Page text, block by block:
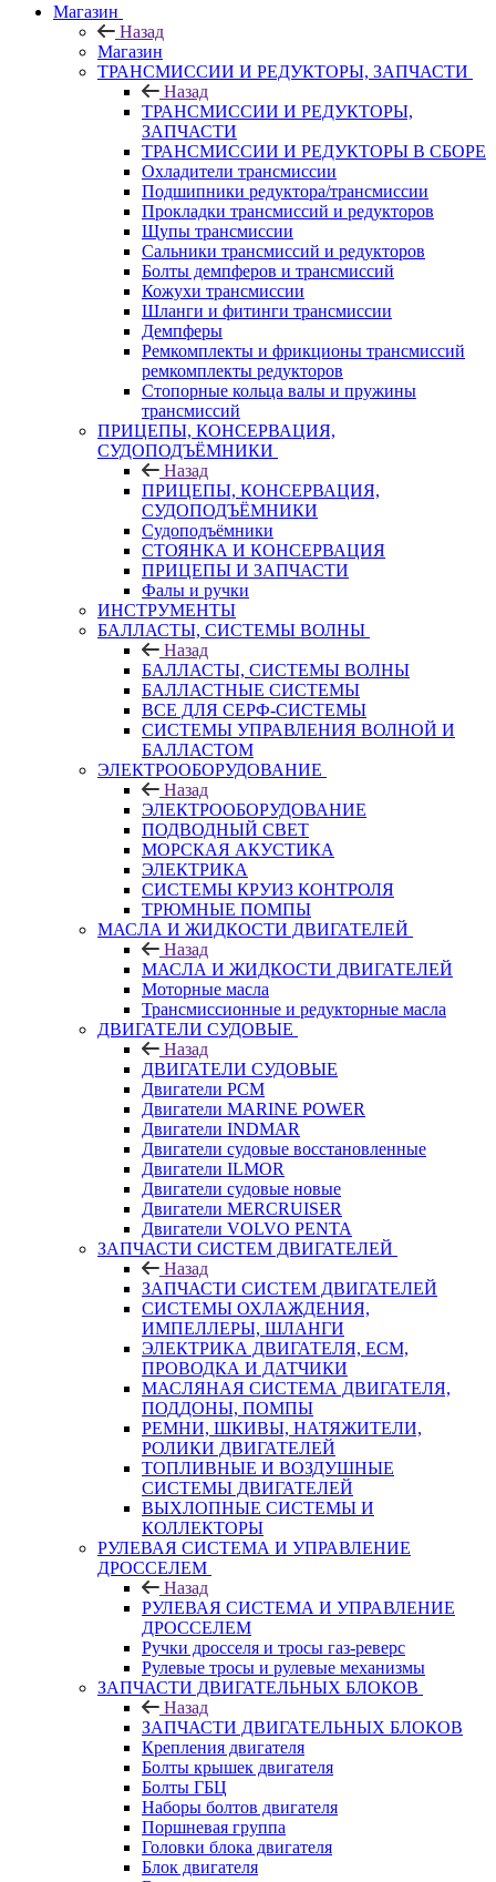
Магазин
Назад
Магазин
ТРАНСМИССИИ И РЕДУКТОРЫ, ЗАПЧАСТИ
Назад
ТРАНСМИССИИ И РЕДУКТОРЫ,
ЗАПЧАСТИ
ТРАНСМИССИИ И РЕДУКТОРЫ В СБОРЕ
Охладители трансмиссии
Подшипники редуктора/трансмиссии
Прокладки трансмиссий и редукторов
Щупы трансмиссии
Сальники трансмиссий и редукторов
Болты демпферов и трансмиссий
Кожухи трансмиссии
Шланги и фитинги трансмиссии
Демпферы
Ремкомплекты и фрикционы трансмиссий
ремкомплекты редукторов
Стопорные кольца валы и пружины
трансмиссий
ПРИЦЕПЫ, КОНСЕРВАЦИЯ,
СУДОПОДЪЁМНИКИ
Назад
ПРИЦЕПЫ, КОНСЕРВАЦИЯ,
СУДОПОДЪЁМНИКИ
Судоподъёмники
СТОЯНКА И КОНСЕРВАЦИЯ
ПРИЦЕПЫ И ЗАПЧАСТИ
Фалы и ручки
ИНСТРУМЕНТЫ
БАЛЛАСТЫ, СИСТЕМЫ ВОЛНЫ
Назад
БАЛЛАСТЫ, СИСТЕМЫ ВОЛНЫ
БАЛЛАСТНЫЕ СИСТЕМЫ
ВСЕ ДЛЯ СЕРФ-СИСТЕМЫ
СИСТЕМЫ УПРАВЛЕНИЯ ВОЛНОЙ И
БАЛЛАСТОМ
ЭЛЕКТРООБОРУДОВАНИЕ
Назад
ЭЛЕКТРООБОРУДОВАНИЕ
ПОДВОДНЫЙ СВЕТ
МОРСКАЯ АКУСТИКА
ЭЛЕКТРИКА
СИСТЕМЫ КРУИЗ КОНТРОЛЯ
ТРЮМНЫЕ ПОМПЫ
МАСЛА И ЖИДКОСТИ ДВИГАТЕЛЕЙ
Назад
МАСЛА И ЖИДКОСТИ ДВИГАТЕЛЕЙ
Моторные масла
Трансмиссионные и редукторные масла
ДВИГАТЕЛИ СУДОВЫЕ
Назад
ДВИГАТЕЛИ СУДОВЫЕ
Двигатели PCM
Двигатели MARINE POWER
Двигатели INDMAR
Двигатели судовые восстановленные
Двигатели ILMOR
Двигатели судовые новые
Двигатели MERCRUISER
Двигатели VOLVO PENTA
ЗАПЧАСТИ СИСТЕМ ДВИГАТЕЛЕЙ
Назад
ЗАПЧАСТИ СИСТЕМ ДВИГАТЕЛЕЙ
СИСТЕМЫ ОХЛАЖДЕНИЯ,
ИМПЕЛЛЕРЫ, ШЛАНГИ
ЭЛЕКТРИКА ДВИГАТЕЛЯ, ECM,
ПРОВОДКА И ДАТЧИКИ
МАСЛЯНАЯ СИСТЕМА ДВИГАТЕЛЯ,
ПОДДОНЫ, ПОМПЫ
РЕМНИ, ШКИВЫ, НАТЯЖИТЕЛИ,
РОЛИКИ ДВИГАТЕЛЕЙ
ТОПЛИВНЫЕ И ВОЗДУШНЫЕ
СИСТЕМЫ ДВИГАТЕЛЕЙ
ВЫХЛОПНЫЕ СИСТЕМЫ И
КОЛЛЕКТОРЫ
РУЛЕВАЯ СИСТЕМА И УПРАВЛЕНИЕ
ДРОССЕЛЕМ
Назад
РУЛЕВАЯ СИСТЕМА И УПРАВЛЕНИЕ
ДРОССЕЛЕМ
Ручки дросселя и тросы газ-реверс
Рулевые тросы и рулевые механизмы
ЗАПЧАСТИ ДВИГАТЕЛЬНЫХ БЛОКОВ
Назад
ЗАПЧАСТИ ДВИГАТЕЛЬНЫХ БЛОКОВ
Крепления двигателя
Болты крышек двигателя
Болты ГБЦ
Наборы болтов двигателя
Поршневая группа
Головки блока двигателя
Блок двигателя